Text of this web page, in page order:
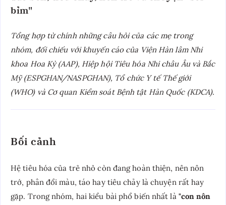
bỉm"
Tổng hợp từ chính những câu hỏi của các mẹ trong
nhóm, đối chiếu với khuyến cáo của Viện Hàn lâm Nhi
khoa Hoa Kỳ (AAP), Hiệp hội Tiêu hóa Nhi châu Âu và Bắc
Mỹ (ESPGHAN/NASPGHAN), Tổ chức Y tế Thế giới
(WHO) và Cơ quan Kiểm soát Bệnh tật Hàn Quốc (KDCA).
Bối cảnh
Hệ tiêu hóa của trẻ nhỏ còn đang hoàn thiện, nên nôn
trớ, phân đổi màu, táo hay tiêu chảy là chuyện rất hay
gặp. Trong nhóm, hai kiểu bài phổ biến nhất là "con nôn